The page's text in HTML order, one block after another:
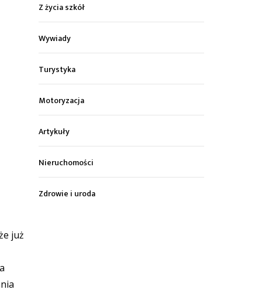
już
Z życia szkół
Wywiady
Turystyka
Motoryzacja
Artykuły
Nieruchomości
Zdrowie i uroda